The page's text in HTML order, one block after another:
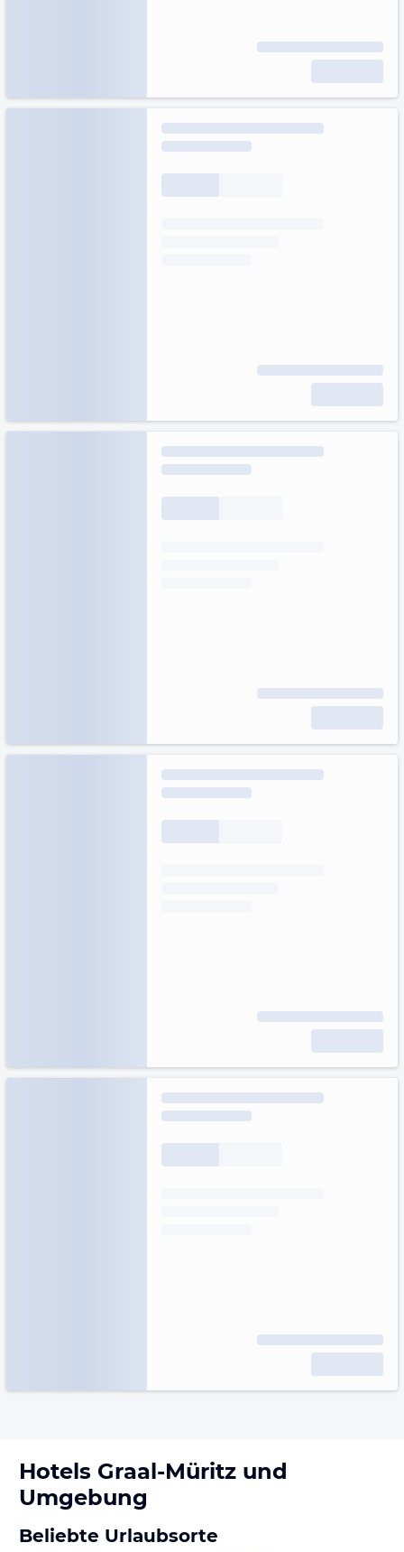
Hotels Graal-Müritz und
Umgebung
Beliebte Urlaubsorte